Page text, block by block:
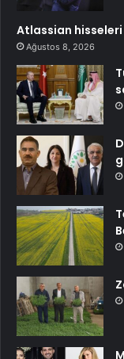
Atlassian
Ağustos 8, 2026